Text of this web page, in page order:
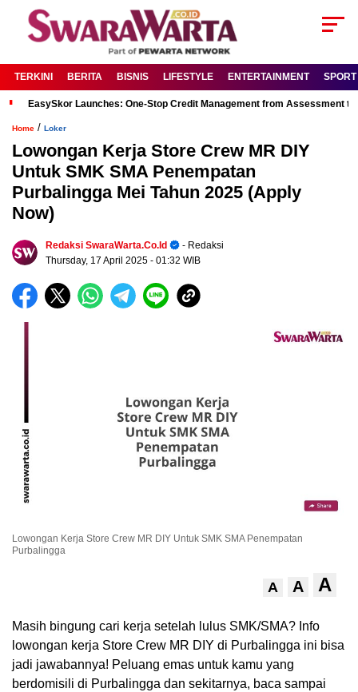
TERKINI BERITA BISNIS LIFESTYLE ENTERTAINMENT SPORT
EasySkor Launches: One-Stop Credit Management from Assessment
Home / Loker
Lowongan Kerja Store Crew MR DIY
Untuk SMK SMA Penempatan
Purbalingga Mei Tahun 2025 (Apply
Now)
Redaksi SwaraWarta.co.id
- Redaksi
Thursday, 17 April 2025 - 01:32 WIB
Lowongan Kerja Store Crew MR DIY Untuk SMK SMA Penempatan
Purbalingga
A A A
Masih bingung cari kerja setelah lulus SMK/SMA? Info
lowongan kerja Store Crew MR DIY di Purbalingga ini bisa
jadi jawabannya! Peluang emas untuk kamu yang
berdomisili di Purbalingga dan sekitarnya, baca sampai
.